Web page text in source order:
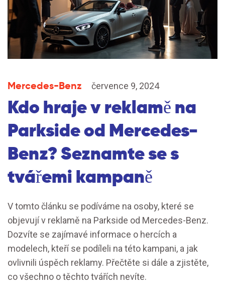
Mercedes-Benz července 9, 2024
Kdo hraje v reklamě na
Parkside od Mercedes-
Benz? Seznamte se s
tvářemi kampaně
V tomto článku se podíváme na osoby, které se
objevují v reklamě na Parkside od Mercedes-Benz.
Dozvíte se zajímavé informace o hercích a
modelech, kteří se podíleli na této kampani, a jak
ovlivnili úspěch reklamy. Přečtěte si dále a zjistěte,
co všechno o těchto tvářích nevíte.